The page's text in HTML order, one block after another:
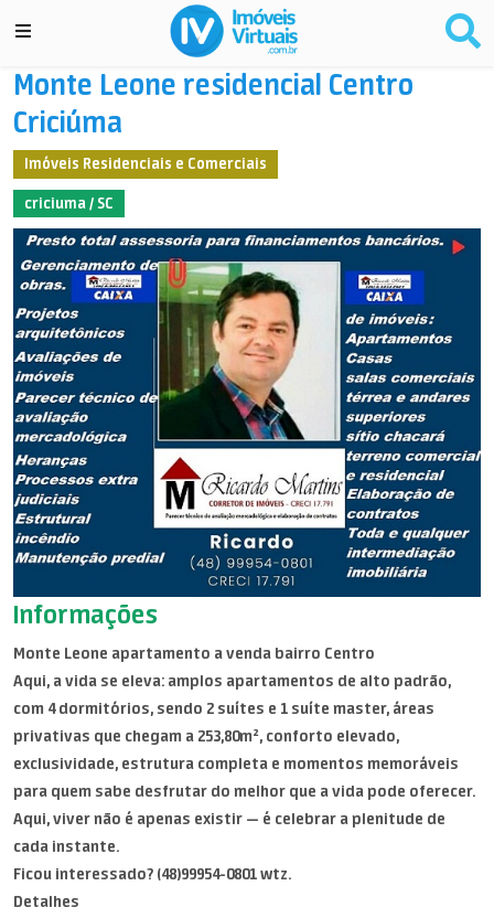
Monte Leone residencial Centro
Criciúma
Imóveis Residenciais e Comerciais
criciuma / SC
Informações
Monte Leone apartamento a venda bairro Centro
Aqui, a vida se eleva: amplos apartamentos de alto padrão,
com 4 dormitórios, sendo 2 suítes e 1 suíte master, áreas
privativas que chegam a 253,80m², conforto elevado,
exclusividade, estrutura completa e momentos memoráveis
para quem sabe desfrutar do melhor que a vida pode oferecer.
Aqui, viver não é apenas existir — é celebrar a plenitude de
cada instante.
Ficou interessado? (48)99954-0801 wtz.
Detalhes